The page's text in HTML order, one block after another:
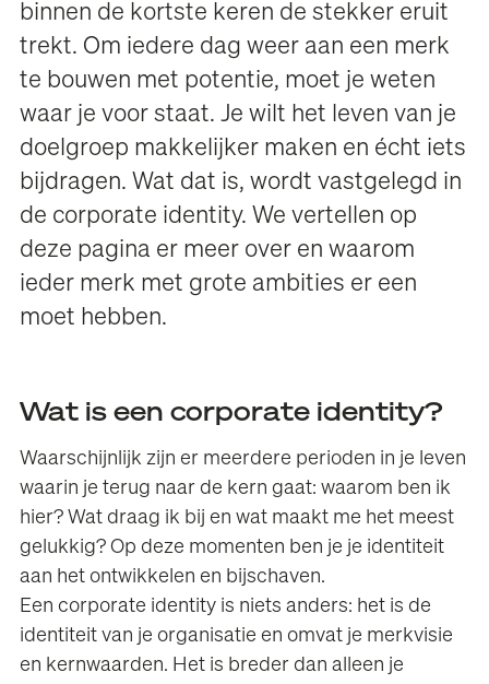
binnen de kortste keren de stekker eruit
trekt. Om iedere dag weer aan een merk
te bouwen met potentie, moet je weten
waar je voor staat. Je wilt het leven van je
doelgroep makkelijker maken en écht iets
bijdragen. Wat dat is, wordt vastgelegd in
de corporate identity. We vertellen op
deze pagina er meer over en waarom
ieder merk met grote ambities er een
moet hebben.
Wat is een corporate identity?
Waarschijnlijk zijn er meerdere perioden in je leven
waarin je terug naar de kern gaat: waarom ben ik
hier? Wat draag ik bij en wat maakt me het meest
gelukkig? Op deze momenten ben je je identiteit
aan het ontwikkelen en bijschaven.
Een corporate identity is niets anders: het is de
identiteit van je organisatie en omvat je merkvisie
en kernwaarden. Het is breder dan alleen je